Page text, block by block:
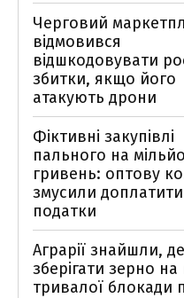
Черговий
відмовився
відшкодовувати
збитки, якщо його
атакують дрони
Фіктивні закупівлі
пального на
гривень: оптову
змусили доплатити
податки
Аграрії знайшли, де
зберігати зерно
тривалої блокади